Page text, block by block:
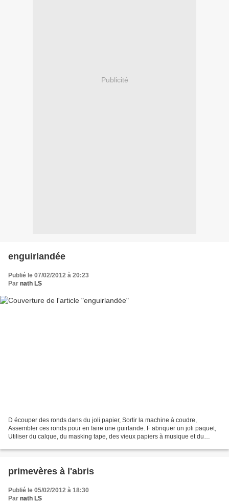
Publicité
enguirlandée
Publié le 07/02/2012 à 20:23
Par nath LS
D écouper des ronds dans du joli papier, Sortir la machine à coudre,
Assembler ces ronds pour en faire une guirlande. F abriquer un joli paquet,
Utiliser du calque, du masking tape, des vieux papiers à musique et du
primevères à l'abris
Publié le 05/02/2012 à 18:30
Par nath LS